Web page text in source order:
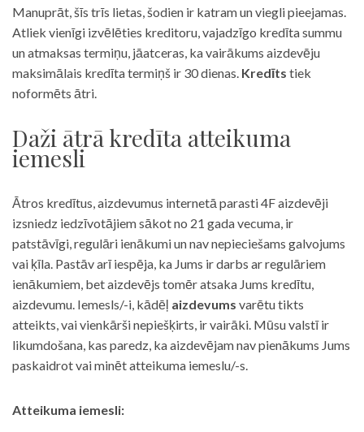
Manuprāt, šīs trīs lietas, šodien ir katram un viegli pieejamas.
Atliek vienīgi izvēlēties kreditoru, vajadzīgo kredīta summu
un atmaksas termiņu, jāatceras, ka vairākums aizdevēju
maksimālais kredīta termiņš ir 30 dienas. Kredīts tiek
noformēts ātri.
Daži ātrā kredīta atteikuma
iemesli
Ātros kredītus, aizdevumus internetā parasti 4F aizdevēji
izsniedz iedzīvotājiem sākot no 21 gada vecuma, ir
patstāvīgi, regulāri ienākumi un nav nepieciešams galvojums
vai ķīla. Pastāv arī iespēja, ka Jums ir darbs ar regulāriem
ienākumiem, bet aizdevējs tomēr atsaka Jums kredītu,
aizdevumu. Iemesls/-i, kādēļ aizdevums varētu tikts
atteikts, vai vienkārši nepiešķirts, ir vairāki. Mūsu valstī ir
likumdošana, kas paredz, ka aizdevējam nav pienākums Jums
paskaidrot vai minēt atteikuma iemeslu/-s.
Atteikuma iemesli: